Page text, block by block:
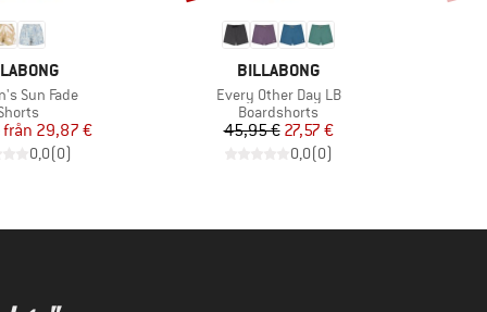
Sun Fade
Pris
Reducerat pris
från 29,87 €
0,0(0)
VARUMÄRKE
BILLABONG
Produkter
Every Other Day LB
Produktgrupp
Boardshorts
Pris
45,95 €Reducerat pris
27,57 €
0,0(0)